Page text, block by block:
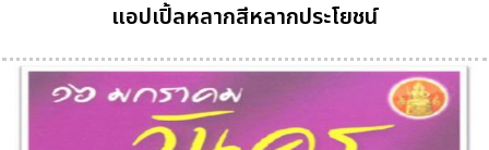
แอปเปิ้ลหลากสีหลากประโยชน์